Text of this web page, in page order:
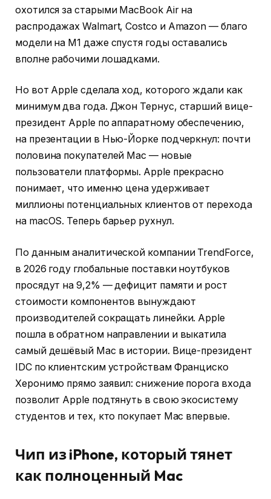
охотился за старыми MacBook Air на
распродажах Walmart, Costco и Amazon — благо
модели на M1 даже спустя годы оставались
вполне рабочими лошадками.
Но вот Apple сделала ход, которого ждали как
минимум два года. Джон Тернус, старший вице-
президент Apple по аппаратному обеспечению,
на презентации в Нью-Йорке подчеркнул: почти
половина покупателей Mac — новые
пользователи платформы. Apple прекрасно
понимает, что именно цена удерживает
миллионы потенциальных клиентов от перехода
на macOS. Теперь барьер рухнул.
По данным аналитической компании TrendForce,
в 2026 году глобальные поставки ноутбуков
просядут на 9,2% — дефицит памяти и рост
стоимости компонентов вынуждают
производителей сокращать линейки. Apple
пошла в обратном направлении и выкатила
самый дешёвый Mac в истории. Вице-президент
IDC по клиентским устройствам Франциско
Херонимо прямо заявил: снижение порога входа
позволит Apple подтянуть в свою экосистему
студентов и тех, кто покупает Mac впервые.
Чип из iPhone, который тянет
как полноценный Mac